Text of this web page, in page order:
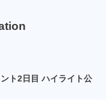
ト2日目 ハイライト公